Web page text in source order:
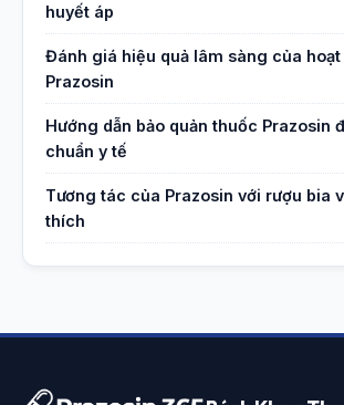
huyết áp
Đánh giá hiệu quả lâm sàng của
Prazosin
Hướng dẫn bảo quản thuốc Prazosin
chuẩn y tế
Tương tác của Prazosin với rượu bia
thích